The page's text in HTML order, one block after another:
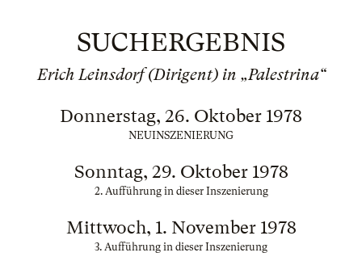
SUCHERGEBNIS
Erich Leinsdorf (Dirigent) in „Palestrina“
Donnerstag, 26. Oktober 1978
NEUINSZENIERUNG
Sonntag, 29. Oktober 1978
2. Aufführung in dieser Inszenierung
Mittwoch, 1. November 1978
3. Aufführung in dieser Inszenierung